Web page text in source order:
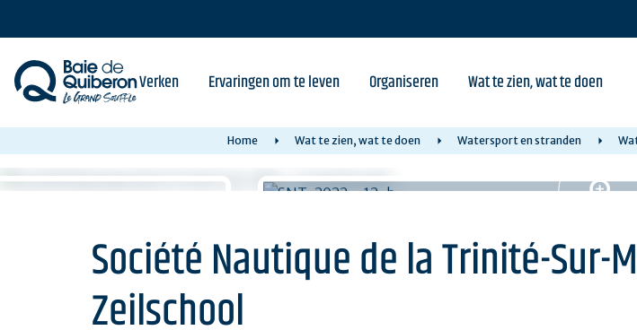
content
Verken Ervaringen om te leven Organiseren Wat te zien, wat te doen
Home Wat te zien, wat te doen Watersport en stranden
Société Nautique de la Trinité-Sur-
Zeilschool